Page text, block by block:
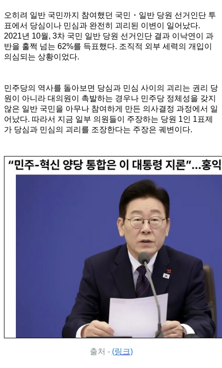
오히려 일반 국민까지 참여했던 국민・일반 당원 선거인단 투
표에서 당심이나 민심과 완전히 괴리된 이변이 일어났다.
2021년 10월, 3차 국민 일반 당원 선거인단 결과 이낙연이 과
반을 훌쩍 넘는 62%를 득표했다. 조직적 외부 세력의 개입이
의심되는 상황이었다.
민주당의 역사를 돌아보면 당심과 민심 사이의 괴리는 권리 당
원이 아니라 대의원이 촉발하는 경우나 민주당 정체성을 갖지
않은 일반 국민을 아무나 참여하게 만든 의사결정 과정에서 일
어났다. 따라서 지금 일부 의원들이 주장하는 당원 1인 1표제
가 당심과 민심의 괴리를 조장한다는 주장은 궤변이다.
출처 - (링크)